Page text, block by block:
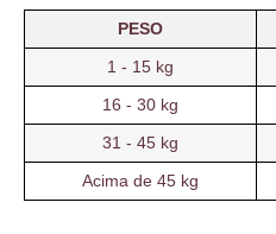
PESO
1 - 15 kg
16 - 30 kg
31 - 45 kg
Acima de 45 kg